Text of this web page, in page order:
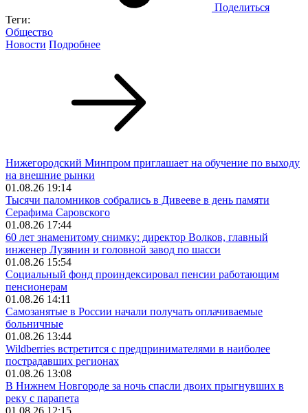
Поделиться
Теги:
Общество
Новости Подробнее
Нижегородский Минпром приглашает на обучение по выходу
на внешние рынки
01.08.26 19:14
Тысячи паломников собрались в Дивееве в день памяти
Серафима Саровского
01.08.26 17:44
60 лет знаменитому снимку: директор Волков, главный
инженер Лузянин и головной завод по шасси
01.08.26 15:54
Социальный фонд проиндексировал пенсии работающим
пенсионерам
01.08.26 14:11
Самозанятые в России начали получать оплачиваемые
больничные
01.08.26 13:44
Wildberries встретится с предпринимателями в наиболее
пострадавших регионах
01.08.26 13:08
В Нижнем Новгороде за ночь спасли двоих прыгнувших в
реку с парапета
01.08.26 12:15